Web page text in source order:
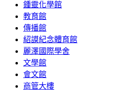
鍾靈化學館
教育館
傳播館
紹謨紀念體育館
麗澤國際學舍
文學館
會文館
商管大樓